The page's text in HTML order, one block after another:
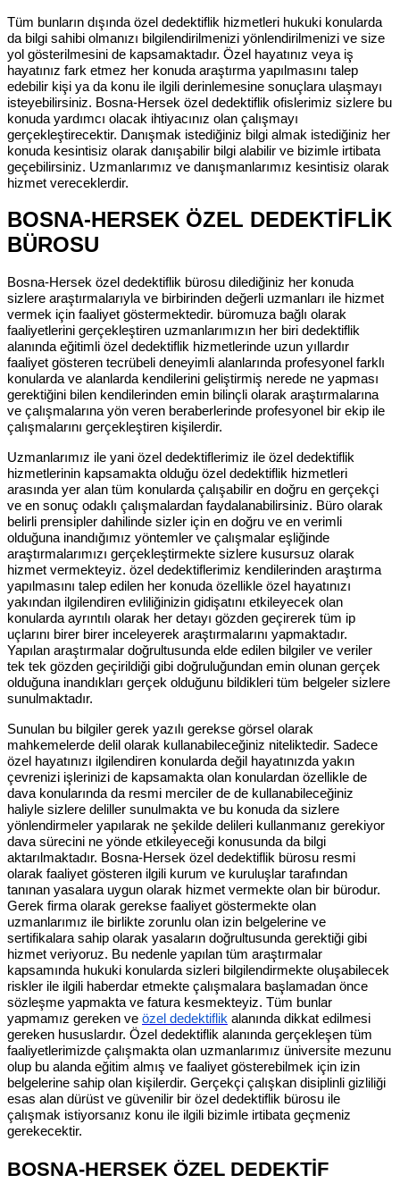
Tüm bunların dışında özel dedektiflik hizmetleri hukuki konularda
da bilgi sahibi olmanızı bilgilendirilmenizi yönlendirilmenizi ve size
yol gösterilmesini de kapsamaktadır. Özel hayatınız veya iş
hayatınız fark etmez her konuda araştırma yapılmasını talep
edebilir kişi ya da konu ile ilgili derinlemesine sonuçlara ulaşmayı
isteyebilirsiniz. Bosna-Hersek özel dedektiflik ofislerimiz sizlere bu
konuda yardımcı olacak ihtiyacınız olan çalışmayı
gerçekleştirecektir. Danışmak istediğiniz bilgi almak istediğiniz her
konuda kesintisiz olarak danışabilir bilgi alabilir ve bizimle irtibata
geçebilirsiniz. Uzmanlarımız ve danışmanlarımız kesintisiz olarak
hizmet vereceklerdir.
BOSNA-HERSEK ÖZEL DEDEKTİFLİK
BÜROSU
Bosna-Hersek özel dedektiflik bürosu dilediğiniz her konuda
sizlere araştırmalarıyla ve birbirinden değerli uzmanları ile hizmet
vermek için faaliyet göstermektedir. büromuza bağlı olarak
faaliyetlerini gerçekleştiren uzmanlarımızın her biri dedektiflik
alanında eğitimli özel dedektiflik hizmetlerinde uzun yıllardır
faaliyet gösteren tecrübeli deneyimli alanlarında profesyonel farklı
konularda ve alanlarda kendilerini geliştirmiş nerede ne yapması
gerektiğini bilen kendilerinden emin bilinçli olarak araştırmalarına
ve çalışmalarına yön veren beraberlerinde profesyonel bir ekip ile
çalışmalarını gerçekleştiren kişilerdir.
Uzmanlarımız ile yani özel dedektiflerimiz ile özel dedektiflik
hizmetlerinin kapsamakta olduğu özel dedektiflik hizmetleri
arasında yer alan tüm konularda çalışabilir en doğru en gerçekçi
ve en sonuç odaklı çalışmalardan faydalanabilirsiniz. Büro olarak
belirli prensipler dahilinde sizler için en doğru ve en verimli
olduğuna inandığımız yöntemler ve çalışmalar eşliğinde
araştırmalarımızı gerçekleştirmekte sizlere kusursuz olarak
hizmet vermekteyiz. özel dedektiflerimiz kendilerinden araştırma
yapılmasını talep edilen her konuda özellikle özel hayatınızı
yakından ilgilendiren evliliğinizin gidişatını etkileyecek olan
konularda ayrıntılı olarak her detayı gözden geçirerek tüm ip
uçlarını birer birer inceleyerek araştırmalarını yapmaktadır.
Yapılan araştırmalar doğrultusunda elde edilen bilgiler ve veriler
tek tek gözden geçirildiği gibi doğruluğundan emin olunan gerçek
olduğuna inandıkları gerçek olduğunu bildikleri tüm belgeler sizlere
sunulmaktadır.
Sunulan bu bilgiler gerek yazılı gerekse görsel olarak
mahkemelerde delil olarak kullanabileceğiniz niteliktedir. Sadece
özel hayatınızı ilgilendiren konularda değil hayatınızda yakın
çevrenizi işlerinizi de kapsamakta olan konulardan özellikle de
dava konularında da resmi merciler de de kullanabileceğiniz
haliyle sizlere deliller sunulmakta ve bu konuda da sizlere
yönlendirmeler yapılarak ne şekilde delileri kullanmanız gerekiyor
dava sürecini ne yönde etkileyeceği konusunda da bilgi
aktarılmaktadır. Bosna-Hersek özel dedektiflik bürosu resmi
olarak faaliyet gösteren ilgili kurum ve kuruluşlar tarafından
tanınan yasalara uygun olarak hizmet vermekte olan bir bürodur.
Gerek firma olarak gerekse faaliyet göstermekte olan
uzmanlarımız ile birlikte zorunlu olan izin belgelerine ve
sertifikalara sahip olarak yasaların doğrultusunda gerektiği gibi
hizmet veriyoruz. Bu nedenle yapılan tüm araştırmalar
kapsamında hukuki konularda sizleri bilgilendirmekte oluşabilecek
riskler ile ilgili haberdar etmekte çalışmalara başlamadan önce
sözleşme yapmakta ve fatura kesmekteyiz. Tüm bunlar
yapmamız gereken ve özel dedektiflik alanında dikkat edilmesi
gereken hususlardır. Özel dedektiflik alanında gerçekleşen tüm
faaliyetlerimizde çalışmakta olan uzmanlarımız üniversite mezunu
olup bu alanda eğitim almış ve faaliyet gösterebilmek için izin
belgelerine sahip olan kişilerdir. Gerçekçi çalışkan disiplinli gizliliği
esas alan dürüst ve güvenilir bir özel dedektiflik bürosu ile
çalışmak istiyorsanız konu ile ilgili bizimle irtibata geçmeniz
gerekecektir.
BOSNA-HERSEK ÖZEL DEDEKTİF